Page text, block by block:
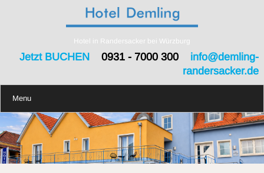
Hotel in Randersacker bei Würzburg
Jetzt BUCHEN0931 - 7000 300 info@demling-
randersacker.de
Menu